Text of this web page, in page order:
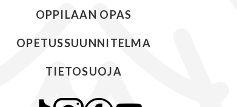
OPPILAAN OPAS
OPETUSSUUNNITELMA
TIETOSUOJA